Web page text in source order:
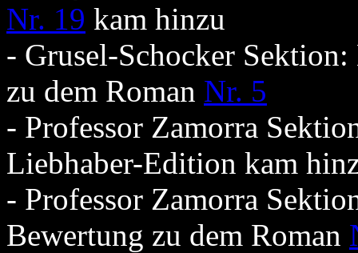
Nr. 19 kam hinzu
- Grusel-Schocker
zu dem Roman Nr. 5
- Professor Zamorra
Liebhaber-Edition kam
- Professor Zamorra
Bewertung zu dem Roman